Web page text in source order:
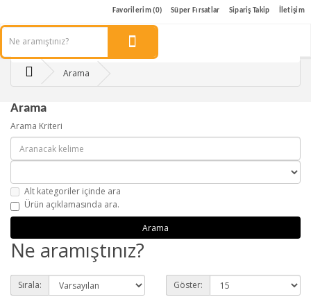
Favorilerim (0) Süper Fırsatlar Sipariş Takip İletişim
Arama
Arama
Arama Kriteri
Alt kategoriler içinde ara
Ürün açıklamasında ara.
Ne aramıştınız?
Sırala: Göster: